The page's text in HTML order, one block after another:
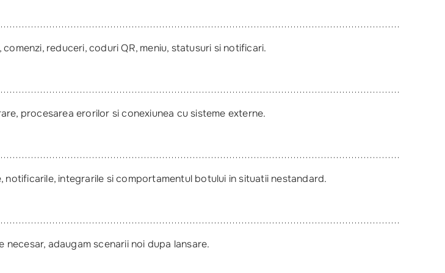
reduceri, coduri QR, meniu, statusuri si notificari.
procesarea erorilor si conexiunea cu sisteme externe.
integrarile si comportamentul botului in situatii nestandard.
adaugam scenarii noi dupa lansare.